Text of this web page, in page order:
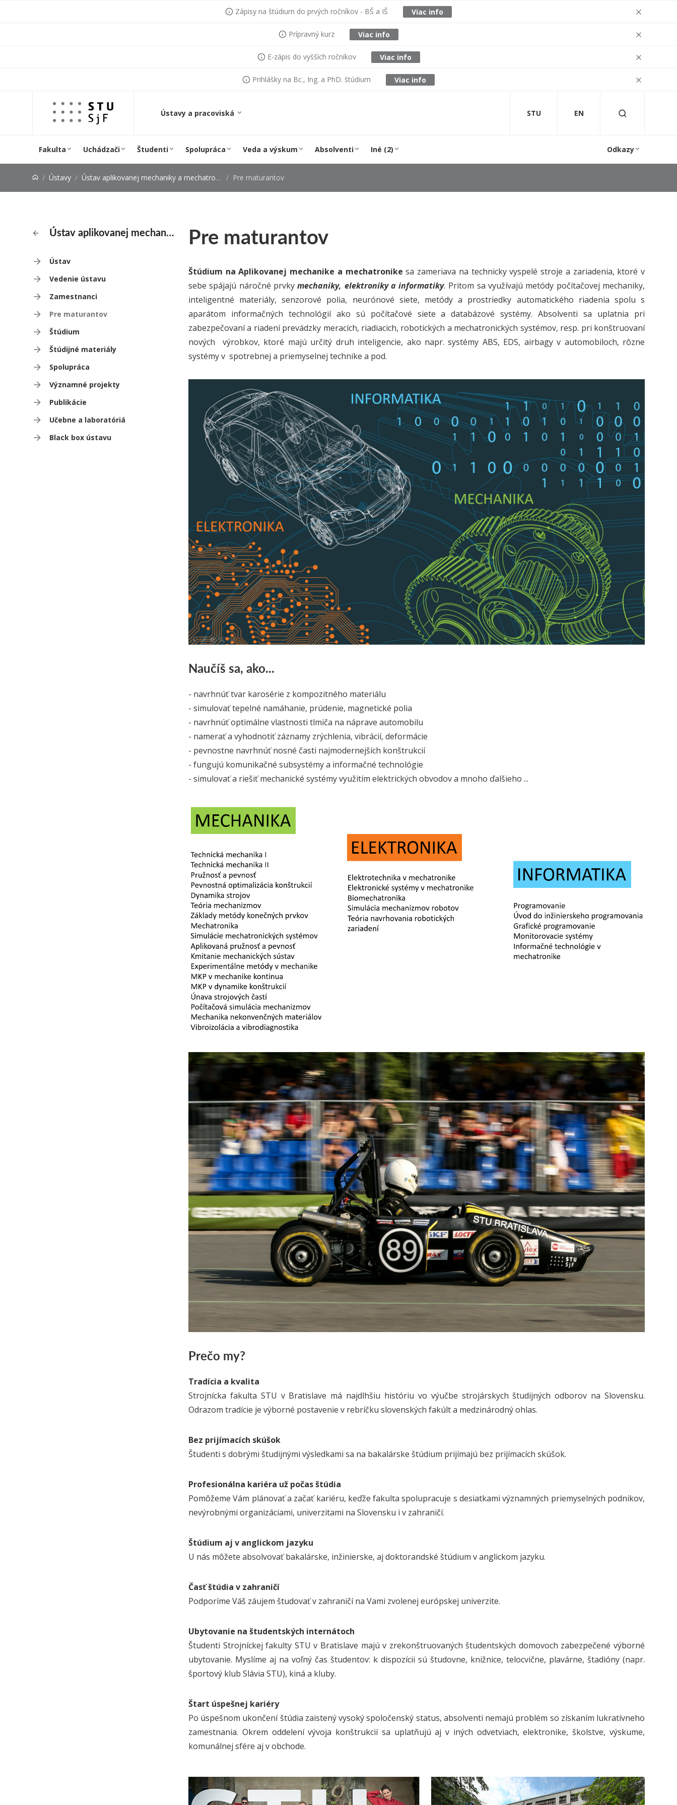
Zápisy na štúdium do prvých ročníkov - BŠ a IŠ Viac info
Prípravný kurz Viac info
E-zápis do vyšších ročníkov Viac info
Prihlášky na Bc., Ing. a PhD. štúdium Viac info
Ústavy a pracoviská STU EN
Fakulta Uchádzači Študenti Spolupráca Veda a výskum Absolventi Iné (2) Odkazy
Ústavy Ústav aplikovanej mechaniky a mechatroniky Pre maturantov
Ústav aplikovanej mechaniky a mechatroniky
Ústav
Vedenie ústavu
Zamestnanci
Pre maturantov
Štúdium
Štúdijné materiály
Spolupráca
Významné projekty
Publikácie
Učebne a laboratóriá
Black box ústavu
Pre maturantov
Štúdium na Aplikovanej mechanike a mechatronike sa zameriava na technicky vyspelé stroje a zariadenia, ktoré v
sebe spájajú náročné prvkymechaniky, elektroniky a informatiky. Pritom sa využívajú metódy počítačovej mechaniky,
inteligentné materiály, senzorové polia, neurónové siete, metódy a prostriedky automatického riadenia spolu s
aparátom informačných technológií ako sú počítačové siete a databázové systémy. Absolventi sa uplatnia pri
zabezpečovaní a riadení prevádzky meracích, riadiacich, robotických a mechatronických systémov, resp. pri konštruovaní
nových výrobkov, ktoré majú určitý druh inteligencie, ako napr. systémy ABS, EDS, airbagy v automobiloch, rôzne
systémy v spotrebnej a priemyselnej technike a pod.
Naučíš sa, ako...
- navrhnúť tvar karosérie z kompozitného materiálu
- simulovať tepelné namáhanie, prúdenie, magnetické polia
- navrhnúť optimálne vlastnosti tlmiča na náprave automobilu
- namerať a vyhodnotiť záznamy zrýchlenia, vibrácií, deformácie
- pevnostne navrhnúť nosné časti najmodernejších konštrukcií
- fungujú komunikačné subsystémy a informačné technológie
- simulovať a riešiť mechanické systémy využitím elektrických obvodov a mnoho ďalšieho ...
Prečo my?
Tradícia a kvalita
Strojnícka fakulta STU v Bratislave má najdlhšiu históriu vo výučbe strojárskych študijných odborov na Slovensku.
Odrazom tradície je výborné postavenie v rebríčku slovenských fakúlt a medzinárodný ohlas.
Bez prijímacích skúšok
Študenti s dobrými študijnými výsledkami sa na bakalárske štúdium prijímajú bez prijímacích skúšok.
Profesionálna kariéra už počas štúdia
Pomôžeme Vám plánovať a začať kariéru, keďže fakulta spolupracuje s desiatkami významných priemyselných podnikov,
nevýrobnými organizáciami, univerzitami na Slovensku i v zahraničí.
Štúdium aj v anglickom jazyku
U nás môžete absolvovať bakalárske, inžinierske, aj doktorandské štúdium v anglickom jazyku.
Časť štúdia v zahraničí
Podporíme Váš záujem študovať v zahraničí na Vami zvolenej európskej univerzite.
Ubytovanie na študentských internátoch
Študenti Strojníckej fakulty STU v Bratislave majú v zrekonštruovaných študentských domovoch zabezpečené výborné
ubytovanie. Myslíme aj na voľný čas študentov: k dispozícii sú študovne, knižnice, telocvične, plavárne, štadióny (napr.
športový klub Slávia STU), kiná a kluby.
Štart úspešnej kariéry
Po úspešnom ukončení štúdia zaistený vysoký spoločenský status, absolventi nemajú problém so získaním lukratívneho
zamestnania. Okrem oddelení vývoja konštrukcií sa uplatňujú aj v iných odvetviach, elektronike, školstve, výskume,
komunálnej sfére aj v obchode.